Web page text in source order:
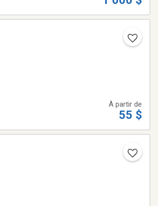
À partir de
55 $